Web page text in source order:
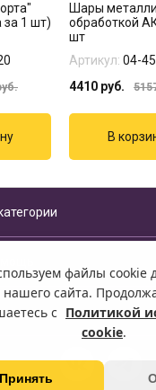
файлы cookie
нашего сайта.
с Политикой
cookie.
Принять
за 1 шт)
Шары
обработкой
шт
Артикул: 04-
4410 руб.